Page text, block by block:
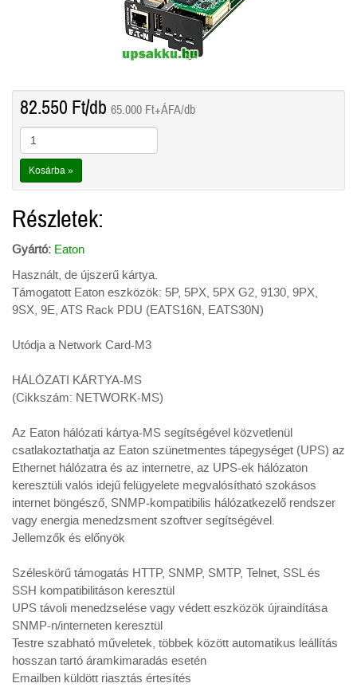
82.550 Ft/db 65.000 Ft+ÁFA/db
Kosárba »
Részletek:
Gyártó: Eaton
Használt, de újszerű kártya.
Támogatott Eaton eszközök: 5P, 5PX, 5PX G2, 9130, 9PX,
9SX, 9E, ATS Rack PDU (EATS16N, EATS30N)
Utódja a Network Card-M3
HÁLÓZATI KÁRTYA-MS
(Cikkszám: NETWORK-MS)
Az Eaton hálózati kártya-MS segítségével közvetlenül
csatlakoztathatja az Eaton szünetmentes tápegységet (UPS) az
Ethernet hálózatra és az internetre, az UPS-ek hálózaton
keresztüli valós idejű felügyelete megvalósítható szokásos
internet böngésző, SNMP-kompatibilis hálózatkezelő rendszer
vagy energia menedzsment szoftver segítségével.
Jellemzők és előnyök
Széleskörű támogatás HTTP, SNMP, SMTP, Telnet, SSL és
SSH kompatibilitáson keresztül
UPS távoli menedzselése vagy védett eszközök újraindítása
SNMP-n/interneten keresztül
Testre szabható műveletek, többek között automatikus leállítás
hosszan tartó áramkimaradás esetén
Emailben küldött riasztás értesítés